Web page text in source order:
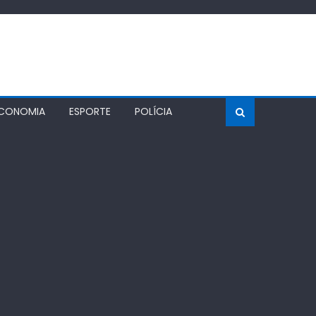
ESPORTE POLÍCIA